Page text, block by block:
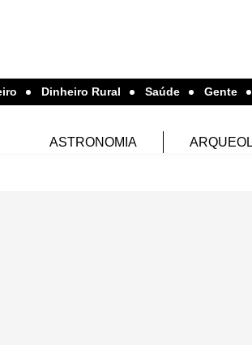
Dinheiro Rural Saúde Gente
ASTRONOMIA